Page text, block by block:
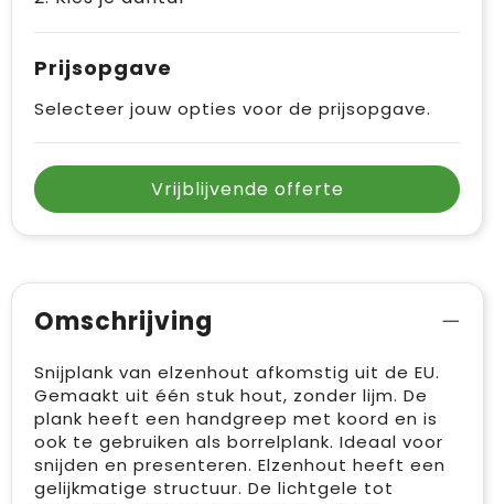
Prijsopgave
Selecteer jouw opties voor de prijsopgave.
Vrijblijvende offerte
Omschrijving
Snijplank van elzenhout afkomstig uit de EU.
Gemaakt uit één stuk hout, zonder lijm. De
plank heeft een handgreep met koord en is
ook te gebruiken als borrelplank. Ideaal voor
snijden en presenteren. Elzenhout heeft een
gelijkmatige structuur. De lichtgele tot